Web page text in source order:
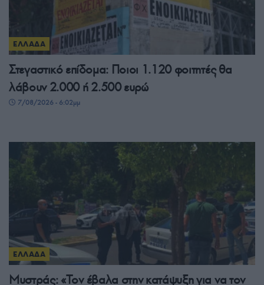
ΕΛΛΑΔΑ
Στεγαστικό επίδομα: Ποιοι 1.120 φοιτητές θα
λάβουν 2.000 ή 2.500 ευρώ
7/08/2026 - 6:02μμ
ΕΛΛΑΔΑ
Μυστράς: «Τον έβαλα στην κατάψυξη για να τον